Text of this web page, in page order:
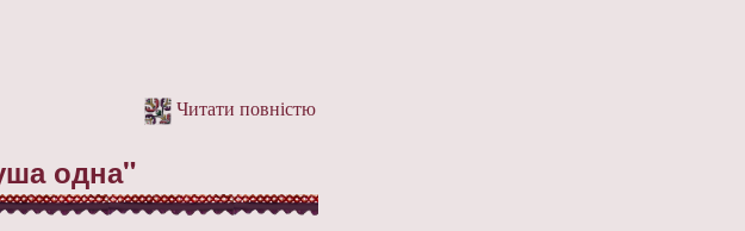
Читати повністю
одна"